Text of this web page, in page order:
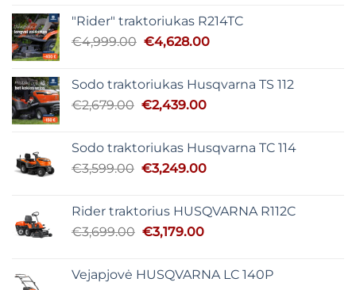
€4,450.00.€4,139.00.
"Rider" traktoriukas R214TC
€4,999.00 Original
€4,999.00.
€4,628.00Current
€4,628.00.
Sodo traktoriukas Husqvarna TS 112
€2,679.00 Original
€2,679.00.
€2,439.00Current
€2,439.00.
Sodo traktoriukas Husqvarna TC 114
€3,599.00 Original
€3,599.00.
€3,249.00Current
€3,249.00.
Rider traktorius HUSQVARNA R112C
€3,699.00 Original
€3,699.00.
€3,179.00Current
€3,179.00.
Vejapjovė HUSQVARNA LC 140P